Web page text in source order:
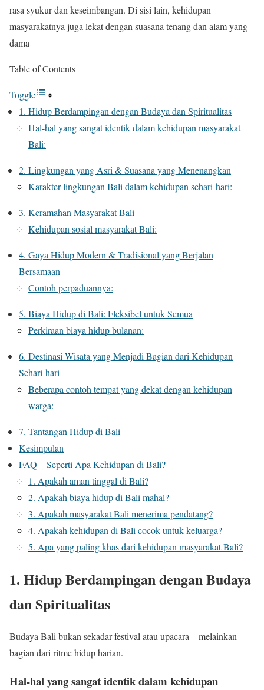
rasa syukur dan keseimbangan. Di sisi lain, kehidupan
masyarakatnya juga lekat dengan suasana tenang dan alam yang
dama
Table of Contents
Toggle
1. Hidup Berdampingan dengan Budaya dan Spiritualitas
Hal-hal yang sangat identik dalam kehidupan masyarakat
Bali:
2. Lingkungan yang Asri & Suasana yang Menenangkan
Karakter lingkungan Bali dalam kehidupan sehari-hari:
3. Keramahan Masyarakat Bali
Kehidupan sosial masyarakat Bali:
4. Gaya Hidup Modern & Tradisional yang Berjalan
Bersamaan
Contoh perpaduannya:
5. Biaya Hidup di Bali: Fleksibel untuk Semua
Perkiraan biaya hidup bulanan:
6. Destinasi Wisata yang Menjadi Bagian dari Kehidupan
Sehari-hari
Beberapa contoh tempat yang dekat dengan kehidupan
warga:
7. Tantangan Hidup di Bali
Kesimpulan
FAQ – Seperti Apa Kehidupan di Bali?
1. Apakah aman tinggal di Bali?
2. Apakah biaya hidup di Bali mahal?
3. Apakah masyarakat Bali menerima pendatang?
4. Apakah kehidupan di Bali cocok untuk keluarga?
5. Apa yang paling khas dari kehidupan masyarakat Bali?
1. Hidup Berdampingan dengan Budaya
dan Spiritualitas
Budaya Bali bukan sekadar festival atau upacara—melainkan
bagian dari ritme hidup harian.
Hal-hal yang sangat identik dalam kehidupan